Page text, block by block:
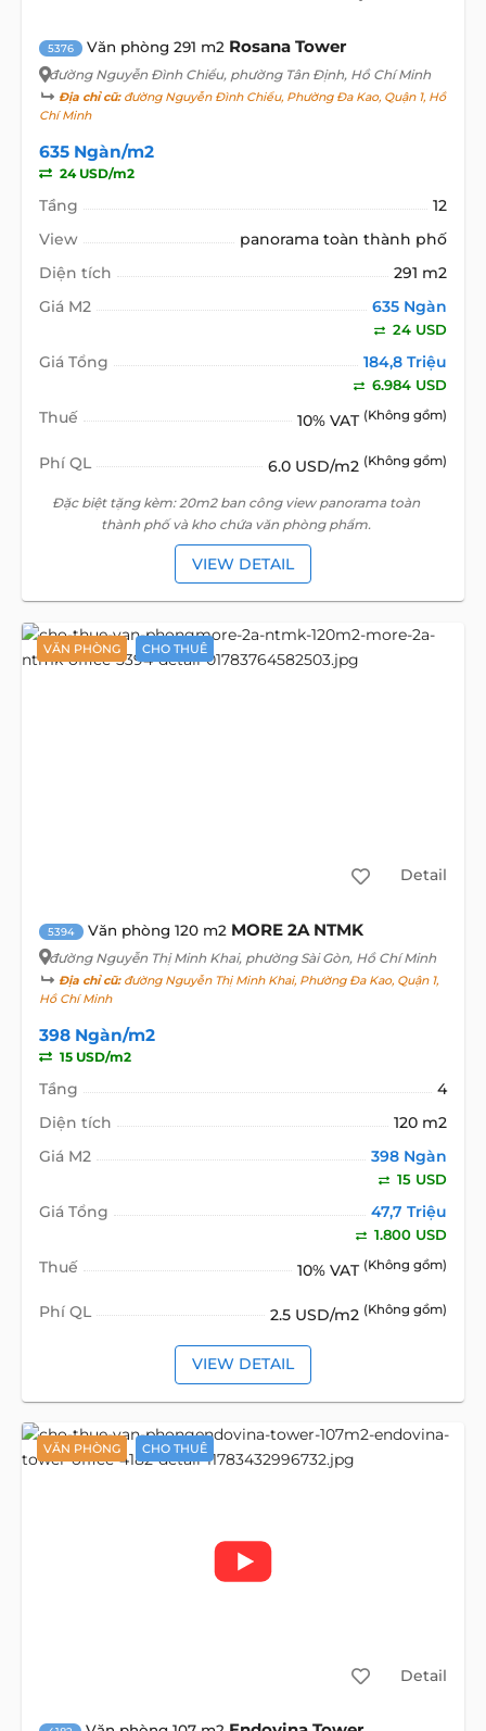
5376 Văn phòng 291 m2 Rosana Tower
đường Nguyễn Đình Chiểu, phường Tân Định, Hồ Chí Minh
Địa chỉ cũ:đường Nguyễn Đình Chiểu, Phường Đa Kao, Quận 1, Hồ
Chí Minh
635 Ngàn/m2
24 USD/m2
Tầng
12
View
panorama toàn thành phố
Diện tích
291 m2
Giá M2
635 Ngàn
24 USD
Giá Tổng 184,8 Triệu
6.984 USD
Thuế 10% VAT (Không gồm)
Phí QL 6.0 USD/m2 (Không gồm)
Đặc biệt tặng kèm: 20m2 ban công view panorama toàn
thành phố và kho chứa văn phòng phẩm.
VIEW DETAIL
VĂN PHÒNG CHO THUÊ
Detail
5394 Văn phòng 120 m2 MORE 2A NTMK
đường Nguyễn Thị Minh Khai, phường Sài Gòn, Hồ Chí Minh
Địa chỉ cũ:đường Nguyễn Thị Minh Khai, Phường Đa Kao, Quận 1,
Hồ Chí Minh
398 Ngàn/m2
15 USD/m2
Tầng
4
Diện tích
120 m2
Giá M2
398 Ngàn
15 USD
Giá Tổng 47,7 Triệu
1.800 USD
Thuế 10% VAT (Không gồm)
Phí QL 2.5 USD/m2 (Không gồm)
VIEW DETAIL
VĂN PHÒNG CHO THUÊ
Detail